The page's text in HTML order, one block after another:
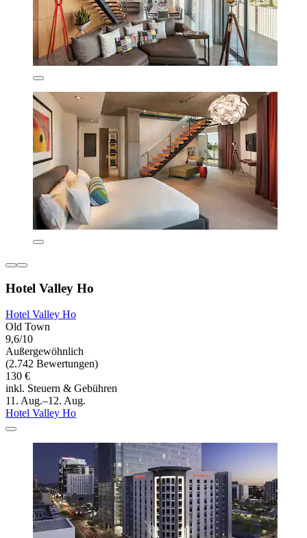
Hotel Valley Ho
Hotel Valley Ho
Old Town
9,6/10
Außergewöhnlich
(2.742 Bewertungen)
130 €
inkl. Steuern & Gebühren
11. Aug.–12. Aug.
Hotel Valley Ho